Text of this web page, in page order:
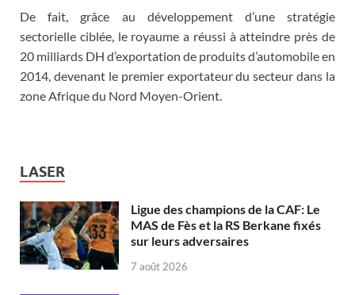
De fait, grâce au développement d’une stratégie
sectorielle ciblée, le royaume a réussi à atteindre près de
20 milliards DH d’exportation de produits d’automobile en
2014, devenant le premier exportateur du secteur dans la
zone Afrique du Nord Moyen-Orient.
LASER
Ligue des champions de la CAF: Le
MAS de Fès et la RS Berkane fixés
sur leurs adversaires
7 août 2026